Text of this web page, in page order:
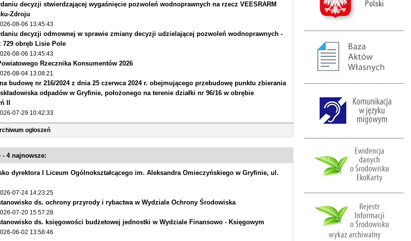
decyzji stwierdzającej wygaśnięcie pozwoleń wodnoprawnych na rzecz VEESRARM
Zdroju
08-06 13:45:43
decyzji odmownej w sprawie zmiany decyzji udzielającej pozwoleń wodnoprawnych -
729 obręb Lisie Pole
08-06 13:45:43
Rzecznika Konsumentów 2026
08-04 13:08:21
budowę nr 216/2024 z dnia 25 czerwca 2024 r. obejmującego przebudowę punktu zbierania
odpadów w Gryfinie, położonego na terenie działki nr 96/16 w obrębie
II
07-29 10:42:33
ogłoszeń
- 4 najnowsze:
dyrektora I Liceum Ogólnokształcącego im. Aleksandra Omieczyńskiego w Gryfinie, ul.
07-24 14:23:25
ds. ochrony przyrody i rybactwa w Wydziale Ochrony Środowiska
07-20 15:57:28
ds. księgowości budżetowej jednostki w Wydziale Finansowo - Księgowym
06-02 13:58:46